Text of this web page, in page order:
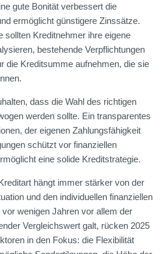
gute Bonität verbessert die
ermöglicht günstigere Zinssätze.
sollten Kreditnehmer ihre eigene
bestehende Verpflichtungen
die Kreditsumme aufnehmen, die sie
dass die Wahl des richtigen
werden sollte. Ein transparentes
der eigenen Zahlungsfähigkeit
schützt vor finanziellen
eine solide Kreditstrategie.
hängt immer stärker von der
und den individuellen finanziellen
wenigen Jahren vor allem der
Vergleichswert galt, rücken 2025
in den Fokus: die Flexibilität